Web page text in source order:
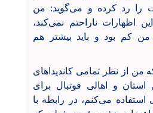
را رد کرده و می‌گوید: من
اظهارات ناراحتم نمی‌کند،
من کم بود و باید بیشتر هم
من از نظر تمامی کاندیداهای
و اهالی فوتبال برای
استفاده می‌کنم، در رابطه با